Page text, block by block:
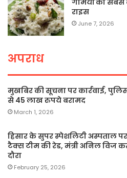
गर्मियों का सबसे
राइस
June 7, 2026
अपराध
मुखबिर की सूचना पर कार्रवाई,
से 45 लाख रुपये बरामद
March 1, 2026
हिसार के सुपर स्पेशलिटी अस्पताल
टैक्स टीम की रेड, मंत्री अनिल विज
दौरा
February 25, 2026